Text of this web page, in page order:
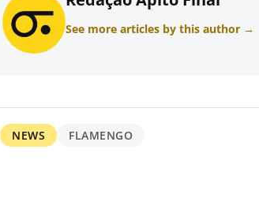
See more articles by this author →
NEWS FLAMENGO